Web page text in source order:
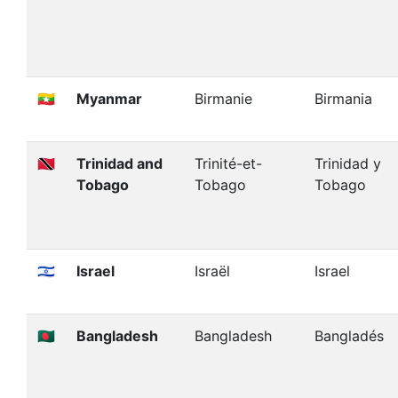
🇲🇲 Myanmar Birmanie Birmania
🇹🇹
Trinidad and
Tobago
Trinité-et-
Tobago
Trinidad y
Tobago
🇮🇱 Israel Israël Israel
🇧🇩 Bangladesh Bangladesh Bangladés